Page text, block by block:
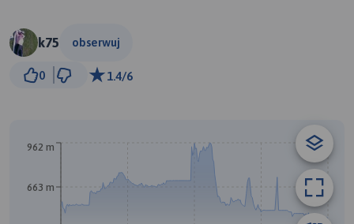
k75 obserwuj
0 1.4/6
663 m
962 m